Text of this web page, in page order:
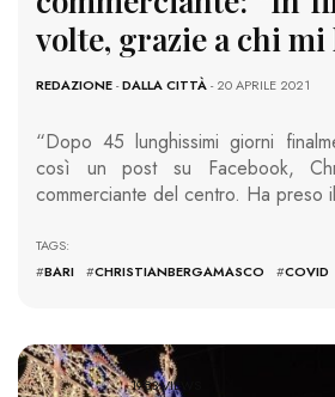
volte, grazie a chi mi
REDAZIONE-DALLA CITTÀ- 20 APRILE 2021
“Dopo 45 lunghissimi giorni
così un post su Facebook,
commerciante del centro. Ha preso
TAGS:
#BARI #CHRISTIANBERGAMASCO #COVID
1983 VIEWS